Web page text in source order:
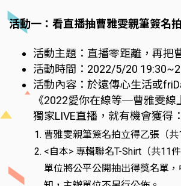
活動一：看直播抽曹雅雯親筆簽名
活動主題：直播零距離，再把
活動時間：2022/5/20
活動內容：於遠傳心生活或
《2022愛你在線等─曹雅雯線
獨家LIVE直播，就有機會獲得：
曹雅雯親筆簽名拍立得乙張（共
<自本> 專輯聯名T-Shirt（共11
單位將公平公開抽出得獎名單